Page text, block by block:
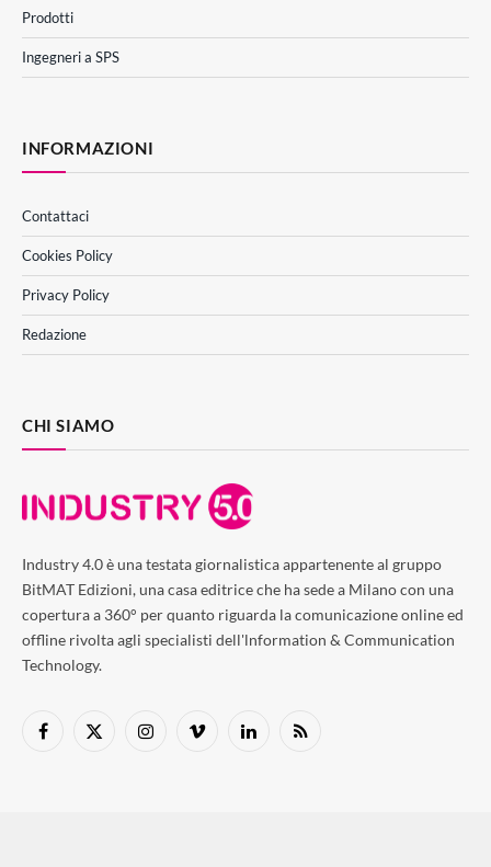
Prodotti
Ingegneri a SPS
INFORMAZIONI
Contattaci
Cookies Policy
Privacy Policy
Redazione
CHI SIAMO
Industry 4.0 è una testata giornalistica appartenente al gruppo
BitMAT Edizioni, una casa editrice che ha sede a Milano con una
copertura a 360° per quanto riguarda la comunicazione online ed
offline rivolta agli specialisti dell'lnformation & Communication
Technology.
Facebook
X
InstagramVimeo LinkedInRSS